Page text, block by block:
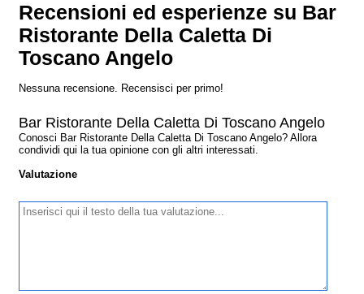
Recensioni ed esperienze su Bar
Ristorante Della Caletta Di
Toscano Angelo
Nessuna recensione. Recensisci per primo!
Bar Ristorante Della Caletta Di Toscano Angelo
Conosci Bar Ristorante Della Caletta Di Toscano Angelo? Allora
condividi qui la tua opinione con gli altri interessati.
Valutazione